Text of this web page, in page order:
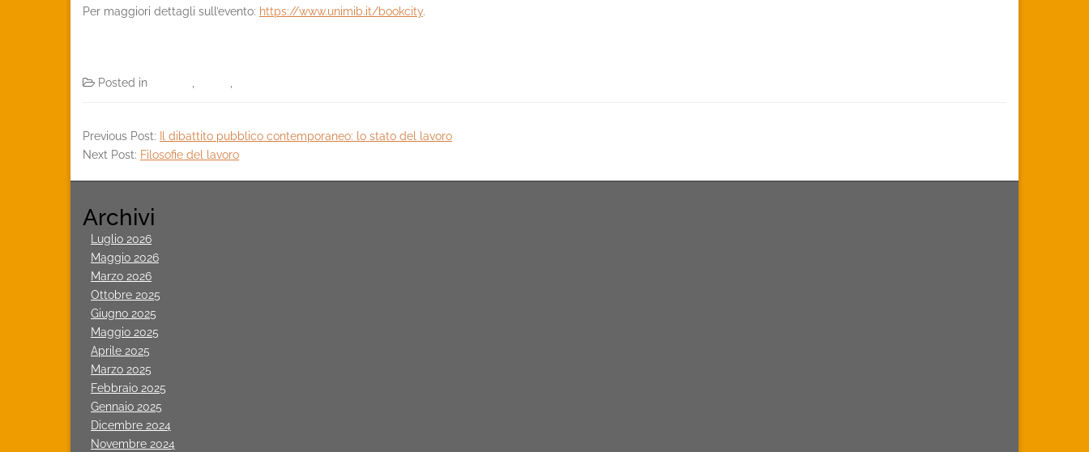
Per maggiori dettagli sull’evento: https://www.unimib.it/bookcity.
Posted in , ,
Previous Post: Il dibattito pubblico contemporaneo: lo stato del lavoro
Next Post: Filosofie del lavoro
Archivi
Luglio 2026
Maggio 2026
Marzo 2026
Ottobre 2025
Giugno 2025
Maggio 2025
Aprile 2025
Marzo 2025
Febbraio 2025
Gennaio 2025
Dicembre 2024
Novembre 2024